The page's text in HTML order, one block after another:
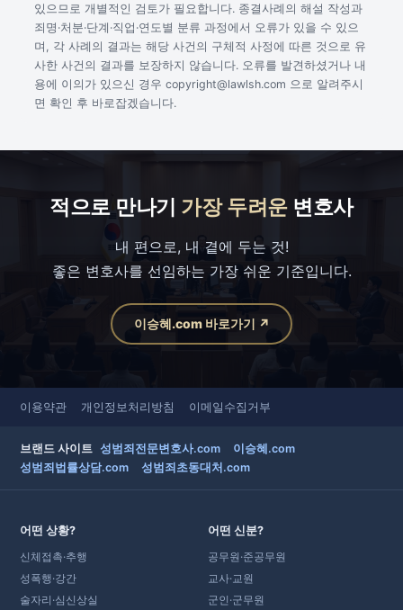
있으므로 개별적인 검토가 필요합니다. 종결사례의 해설 작성과
죄명·처분·단계·직업·연도별 분류 과정에서 오류가 있을 수 있으
며, 각 사례의 결과는 해당 사건의 구체적 사정에 따른 것으로 유
사한 사건의 결과를 보장하지 않습니다. 오류를 발견하셨거나 내
용에 이의가 있으신 경우 copyright@lawlsh.com 으로 알려주시
면 확인 후 바로잡겠습니다.
적으로 만나기 가장 두려운변호사
내 편으로, 내 곁에 두는 것!
좋은 변호사를 선임하는 가장 쉬운 기준입니다.
이승혜.com 바로가기 ↗
이용약관 개인정보처리방침 이메일수집거부
브랜드 사이트 성범죄전문변호사.com
이승혜.com
성범죄법률상담.com
성범죄초동대처.com
어떤 상황?
신체접촉·추행
성폭행·강간
술자리·심신상실
어떤 신분?
공무원·준공무원
교사·교원
군인·군무원